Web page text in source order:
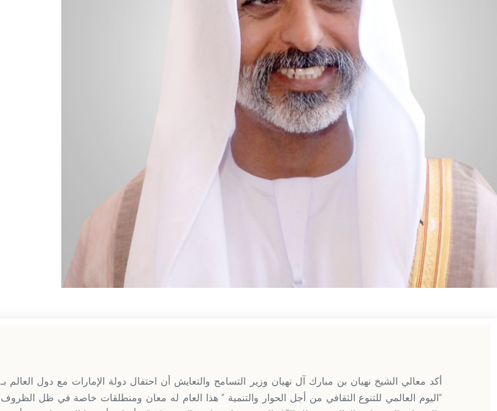
أكد معالي الشيخ نهيان بن مبارك آل نهيان وزير التسامح والتعايش أن احتفال دولة الإمارات مع دول العالم بـ
“اليوم العالمي للتنوع الثقافي من أجل الحوار والتنمية ” هذا العام له معان ومنطلقات خاصة في ظل الظروف